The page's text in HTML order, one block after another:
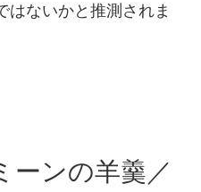
はないかと推測されま
ーンの羊羹／